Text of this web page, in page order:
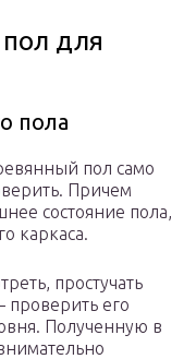
для
пола
пол само
Причем
состояние пола,
каркаса.
простучать
проверить его
Полученную в